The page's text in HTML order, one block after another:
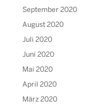
September 2020
August 2020
Juli 2020
Juni 2020
Mai 2020
April 2020
März 2020